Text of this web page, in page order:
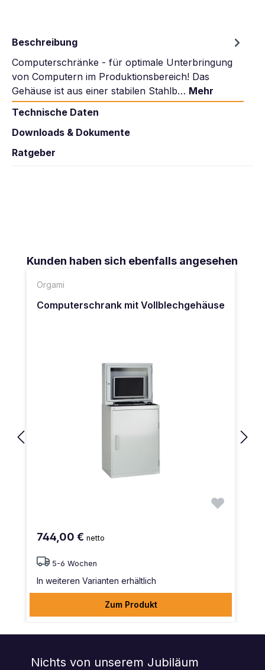
Beschreibung
Computerschränke - für optimale Unterbringung
von Computern im Produktionsbereich! Das
Gehäuse ist aus einer stabilen Stahlb… Mehr
Technische Daten
Downloads & Dokumente
Ratgeber
Produktgalerie überspringen
Kunden haben sich ebenfalls angesehen
Orgami
Computerschrank mit Vollblechgehäuse
744,00 € netto
5-6 Wochen
In weiteren Varianten erhältlich
Zum Produkt
Nichts von unserem Jubiläum